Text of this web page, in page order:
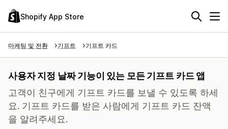
Shopify App Store
마케팅 및 전환 기프트 기프트 카드
사용자 지정 날짜 기능이 있는 모든 기프트 카드 앱
고객이 친구에게 기프트 카드를 보낼 수 있도록 하세
요. 기프트 카드를 받은 사람에게 기프트 카드 잔액
을 알려주세요.